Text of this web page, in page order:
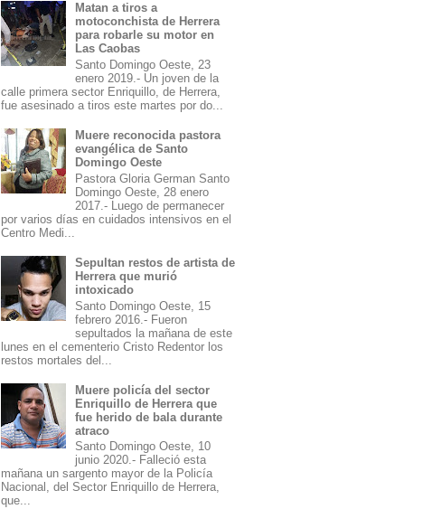
Matan a tiros a
motoconchista de Herrera
para robarle su motor en
Las Caobas
Santo Domingo Oeste, 23
enero 2019.- Un joven de la
calle primera sector Enriquillo, de Herrera,
fue asesinado a tiros este martes por do...
Muere reconocida pastora
evangélica de Santo
Domingo Oeste
Pastora Gloria German Santo
Domingo Oeste, 28 enero
2017.- Luego de permanecer
por varios días en cuidados intensivos en el
Centro Medi...
Sepultan restos de artista de
Herrera que murió
intoxicado
Santo Domingo Oeste, 15
febrero 2016.- Fueron
sepultados la mañana de este
lunes en el cementerio Cristo Redentor los
restos mortales del...
Muere policía del sector
Enriquillo de Herrera que
fue herido de bala durante
atraco
Santo Domingo Oeste, 10
junio 2020.- Falleció esta
mañana un sargento mayor de la Policía
Nacional, del Sector Enriquillo de Herrera,
que...